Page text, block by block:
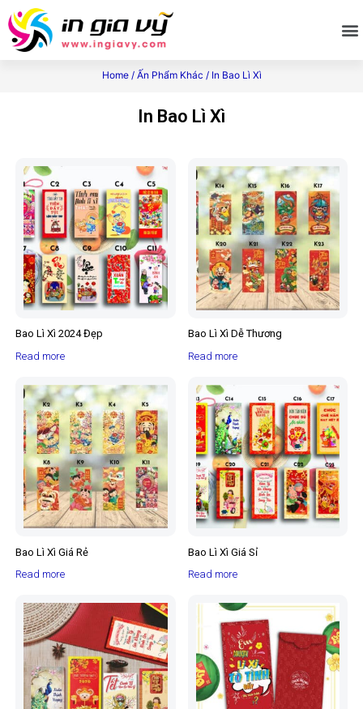
Home/ Ấn Phẩm Khác / In Bao Lì Xì
In Bao Lì Xì
Bao Lì Xì 2024 Đẹp
Read more
Bao Lì Xì Dễ Thương
Read more
Bao Lì Xì Giá Rẻ
Read more
Bao Lì Xì Giá Sỉ
Read more